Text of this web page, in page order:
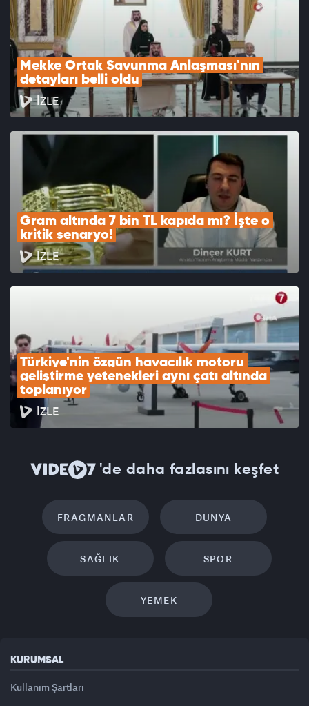
Mekke Ortak Savunma Anlaşması'nın
detayları belli oldu
İZLE
Gram altında 7 bin TL kapıda mı? İşte o
kritik senaryo!
İZLE
Türkiye'nin özgün havacılık motoru
geliştirme yetenekleri aynı çatı altında
toplanıyor
İZLE
'de daha fazlasını keşfet
FRAGMANLAR DÜNYA
SAĞLIK SPOR
YEMEK
KURUMSAL
Kullanım Şartları